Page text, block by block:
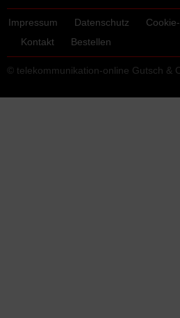
Impressum Datenschutz
Kontakt
Bestellen
© telekommunikation-online Gutsch &